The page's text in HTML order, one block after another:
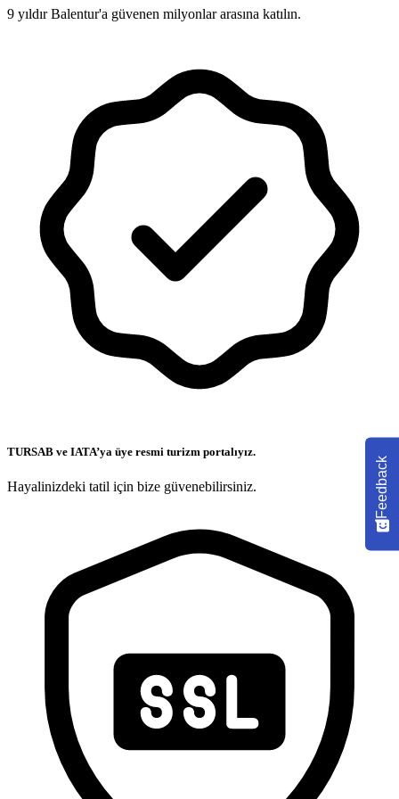
9 yıldır Balentur'a güvenen milyonlar arasına katılın.
TURSAB ve IATA’ya üye resmi turizm portalıyız.
Hayalinizdeki tatil için bize güvenebilirsiniz. Feedback